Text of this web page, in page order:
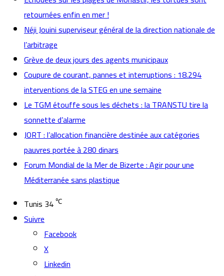
retournées enfin en mer !
Néji Jouini superviseur général de la direction nationale de
l’arbitrage
Grève de deux jours des agents municipaux
Coupure de courant, pannes et interruptions : 18.294
interventions de la STEG en une semaine
Le TGM étouffe sous les déchets : la TRANSTU tire la
sonnette d’alarme
JORT : l’allocation financière destinée aux catégories
pauvres portée à 280 dinars
Forum Mondial de la Mer de Bizerte : Agir pour une
Méditerranée sans plastique
Tunis 34℃
Suivre
Facebook
X
Linkedin